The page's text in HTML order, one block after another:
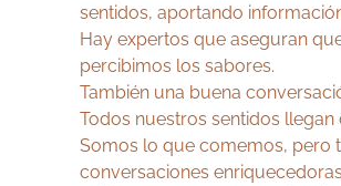
sentidos, aportando
Hay expertos que aseguran
percibimos los sabores.
También una buena
Todos nuestros sentidos
Somos lo que comemos, pero
conversaciones